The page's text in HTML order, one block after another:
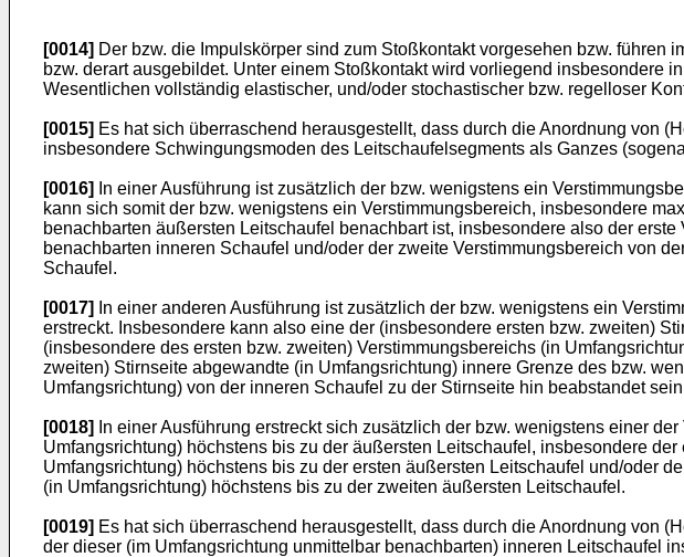
[0014] Der bzw. die Impulskörper sind zum Stoßkontakt vorgesehen bzw.
bzw. derart ausgebildet. Unter einem Stoßkontakt wird vorliegend insbesondere
Wesentlichen vollständig elastischer, und/oder stochastischer bzw. regelloser
[0015] Es hat sich überraschend herausgestellt, dass durch die Anordnung von
insbesondere Schwingungsmoden des Leitschaufelsegments als Ganzes
[0016]
In einer Ausführung ist zusätzlich der bzw. wenigstens ein
kann sich somit der bzw. wenigstens ein Verstimmungsbereich, insbesondere
benachbarten äußersten Leitschaufel benachbart ist, insbesondere also der
benachbarten inneren Schaufel und/oder der zweite Verstimmungsbereich von
Schaufel.
[0017]
In einer anderen Ausführung ist zusätzlich der bzw. wenigstens ein
erstreckt. Insbesondere kann also eine der (insbesondere ersten bzw. zweiten)
(insbesondere des ersten bzw. zweiten) Verstimmungsbereichs (in
zweiten) Stirnseite abgewandte (in Umfangsrichtung) innere Grenze des bzw.
Umfangsrichtung) von der inneren Schaufel zu der Stirnseite hin beabstandet
[0018]
In einer Ausführung erstreckt sich zusätzlich der bzw. wenigstens einer
Umfangsrichtung) höchstens bis zu der äußersten Leitschaufel, insbesondere
Umfangsrichtung) höchstens bis zu der ersten äußersten Leitschaufel und/oder
(in Umfangsrichtung) höchstens bis zu der zweiten äußersten Leitschaufel.
[0019] Es hat sich überraschend herausgestellt, dass durch die Anordnung von
der dieser (im Umfangsrichtung unmittelbar benachbarten) inneren Leitschaufel